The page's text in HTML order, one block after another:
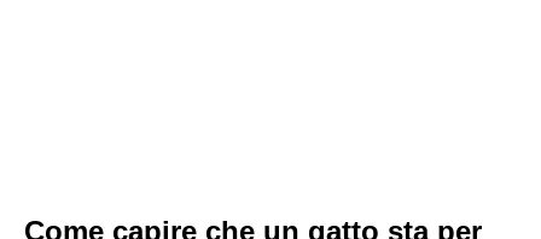
Come capire che un gatto sta per